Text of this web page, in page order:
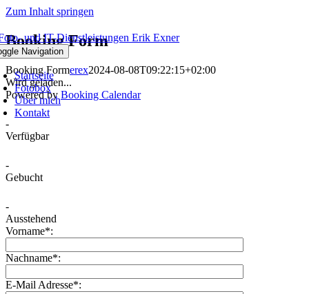
Zum Inhalt springen
Navigation
Startseite
Fotobox
Über mich
Kontakt
Booking Form
Booking Formerex2024-08-08T09:22:15+02:00
Wird geladen...
Powered by Booking Calendar
-
Verfügbar
-
Gebucht
-
Ausstehend
Vorname*:
Nachname*:
E-Mail Adresse*: